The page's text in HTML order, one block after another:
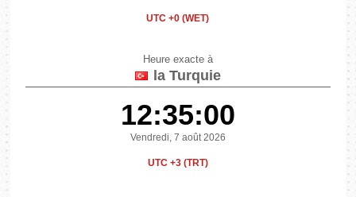
UTC +0 (WET)
Heure exacte à
la Turquie
12:35:00
Vendredi, 7 août 2026
UTC +3 (TRT)